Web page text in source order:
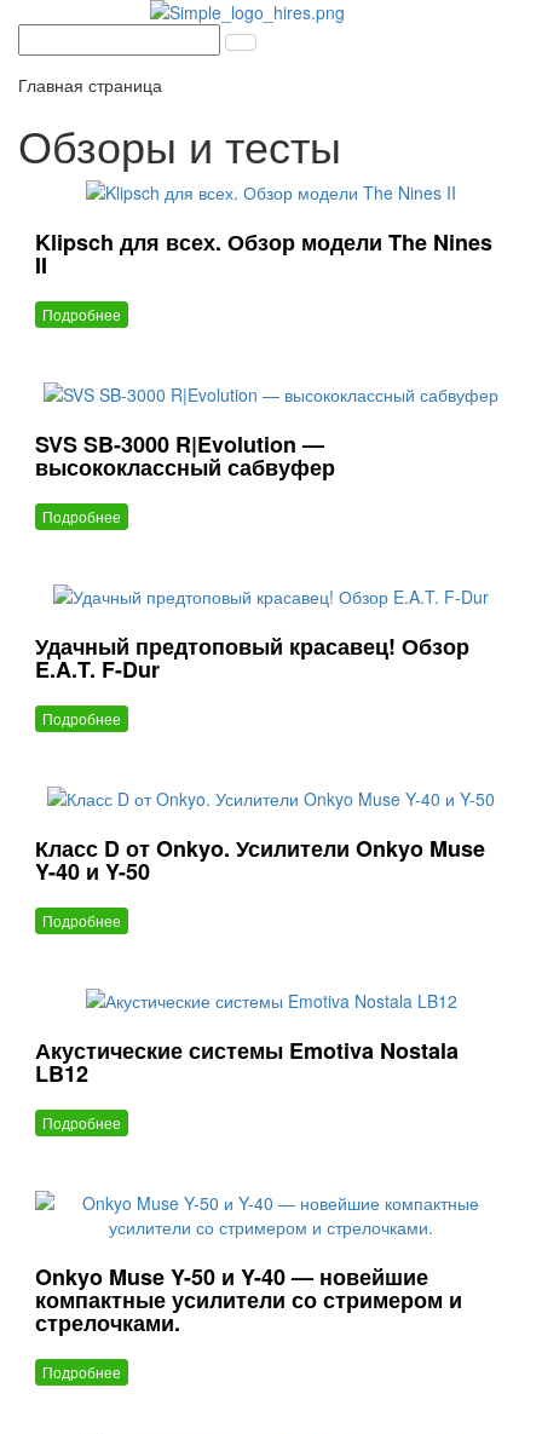
Главная страница
Обзоры и тесты
Klipsch для всех. Обзор модели The Nines
II
Подробнее
SVS SB-3000 R|Evolution —
высококлассный сабвуфер
Подробнее
Удачный предтоповый красавец! Обзор
E.A.T. F-Dur
Подробнее
Класс D от Onkyo. Усилители Onkyo Muse
Y-40 и Y-50
Подробнее
Акустические системы Emotiva Nostala
LB12
Подробнее
Onkyo Muse Y-50 и Y-40 — новейшие
компактные усилители со стримером и
стрелочками.
Подробнее